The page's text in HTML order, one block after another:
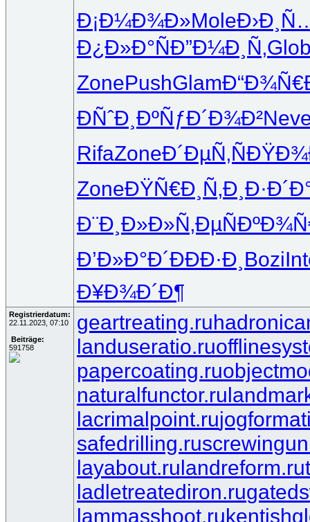
Ð¡Ð¼Ð¾Ð»Mole
Ð¿Ð»Ð°ÑÐ”Ð¼Ð¸Ñ‚
ZonePushGlam
ÐÑˆÐ¸ÐºÑƒÐ´Ð¾Ð²
RifaZoneÐ´ÐµÑ‚Ñ
ZoneÐŸÑ€Ð¸Ñ‚
Ð¨Ð¸Ð»Ð»Ñ‚ÐµÑÐº
Ð’Ð»Ð°Ð´ÐÐÐ·Ð¸ Bozi
Ð¥Ð¾Ð´Ð¶
Registrierdatum:
22.11.2023, 07:10
Beiträge:
591758
geartreating.ru
landuseratio.ru
papercoating.ru
naturalfunctor.ru
lacrimalpoint.ru
safedrilling.ru
layabout.rulandreform.ru
ladletreatediron.ru
lammasshoot.ru